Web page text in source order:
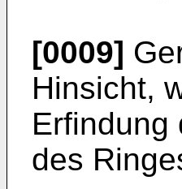
[0009]
Hinsicht,
Erfindung
des